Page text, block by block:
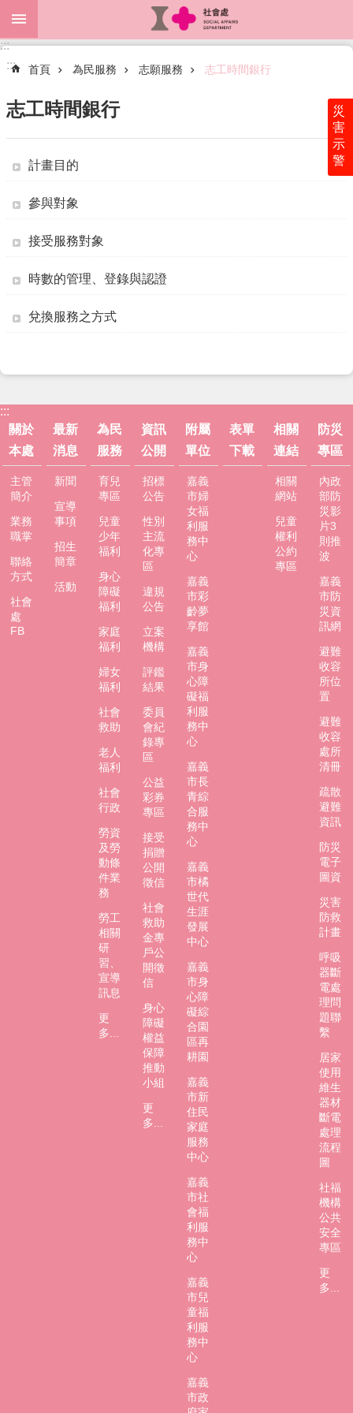
跳到主要內容區塊
進
階
關
本
最
消
為
務
資
訊
公
開
附
屬
單
位
相
關
法
規
災
害
示
警
:::
:::
首頁 為民服務 志願服務 志工時間銀行
志工時間銀行
計畫目的
參與對象
接受服務對象
時數的管理、登錄與認證
兌換服務之方式
:::
關於
本處
主管
簡介
業務
職掌
聯絡
方式
社會
處
FB
最新
消息
新聞
宣導
事項
招生
簡章
活動
為民
服務
育兒
專區
兒童
少年
福利
身心
障礙
福利
家庭
福利
婦女
福利
社會
救助
老人
福利
社會
行政
勞資
及勞
動條
件業
務
勞工
相關
研
習、
宣導
訊息
更
多...
資訊
公開
招標
公告
性別
主流
化專
區
違規
公告
立案
機構
評鑑
結果
委員
會紀
錄專
區
公益
彩券
專區
接受
捐贈
公開
徵信
社會
救助
金專
戶公
開徵
信
身心
障礙
權益
保障
推動
小組
更
多...
附屬
單位
嘉義
市婦
女福
利服
務中
心
嘉義
市彩
齡夢
享館
嘉義
市身
心障
礙福
利服
務中
心
嘉義
市長
青綜
合服
務中
心
嘉義
市橘
世代
生涯
發展
中心
嘉義
市身
心障
礙綜
合園
區再
耕園
嘉義
市新
住民
家庭
服務
中心
嘉義
市社
會福
利服
務中
心
嘉義
市兒
童福
利服
務中
心
嘉義
市政
表單
下載
相關
連結
相關
網站
兒童
權利
公約
專區
防災
專區
內政
部防
災影
片3
則推
波
嘉義
市防
災資
訊網
避難
收容
所位
置
避難
收容
處所
清冊
疏散
避難
資訊
防災
電子
圖資
災害
防救
計畫
呼吸
器斷
電處
理問
題聯
繫
居家
使用
維生
器材
斷電
處理
流程
圖
社福
機構
公共
安全
專區
更
多...